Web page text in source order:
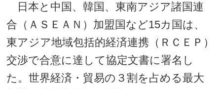
日本と中国、韓国、東南アジア諸国連
合（ＡＳＥＡＮ）加盟国など15カ国は、
東アジア地域包括的経済連携（ＲＣＥＰ）
交渉で合意に達して協定文書に署名し
た。世界経済・貿易の３割を占める最大